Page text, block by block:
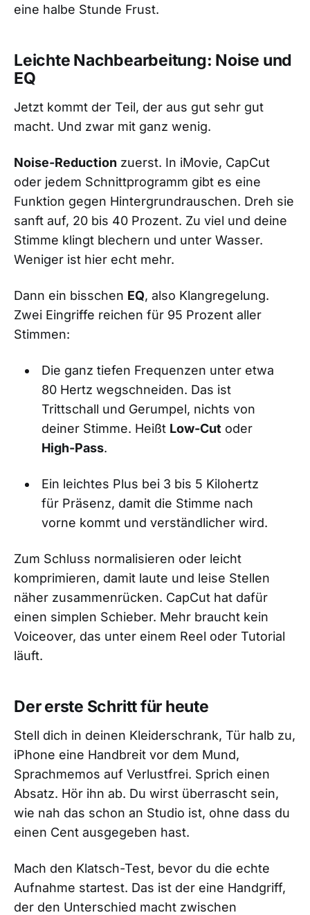
eine halbe Stunde Frust.
Leichte Nachbearbeitung: Noise und
EQ
Jetzt kommt der Teil, der aus gut sehr gut
macht. Und zwar mit ganz wenig.
Noise-Reduction zuerst. In iMovie, CapCut
oder jedem Schnittprogramm gibt es eine
Funktion gegen Hintergrundrauschen. Dreh sie
sanft auf, 20 bis 40 Prozent. Zu viel und deine
Stimme klingt blechern und unter Wasser.
Weniger ist hier echt mehr.
Dann ein bisschen EQ, also Klangregelung.
Zwei Eingriffe reichen für 95 Prozent aller
Stimmen:
Die ganz tiefen Frequenzen unter etwa
80 Hertz wegschneiden. Das ist
Trittschall und Gerumpel, nichts von
deiner Stimme. Heißt Low-Cut oder
High-Pass.
Ein leichtes Plus bei 3 bis 5 Kilohertz
für Präsenz, damit die Stimme nach
vorne kommt und verständlicher wird.
Zum Schluss normalisieren oder leicht
komprimieren, damit laute und leise Stellen
näher zusammenrücken. CapCut hat dafür
einen simplen Schieber. Mehr braucht kein
Voiceover, das unter einem Reel oder Tutorial
läuft.
Der erste Schritt für heute
Stell dich in deinen Kleiderschrank, Tür halb zu,
iPhone eine Handbreit vor dem Mund,
Sprachmemos auf Verlustfrei. Sprich einen
Absatz. Hör ihn ab. Du wirst überrascht sein,
wie nah das schon an Studio ist, ohne dass du
einen Cent ausgegeben hast.
Mach den Klatsch-Test, bevor du die echte
Aufnahme startest. Das ist der eine Handgriff,
der den Unterschied macht zwischen